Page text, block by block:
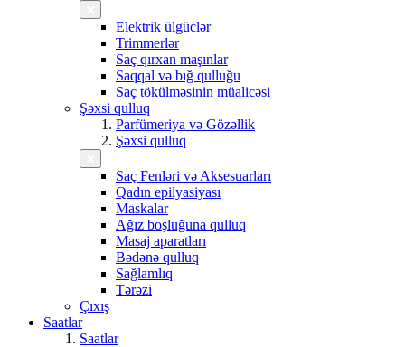
Elektrik ülgüclər
Trimmerlər
Saç qırxan maşınlar
Saqqal və bığ qulluğu
Saç tökülməsinin müalicəsi
Şəxsi qulluq
Parfümeriya və Gözəllik
Şəxsi qulluq
Saç Fenləri və Aksesuarları
Qadın epilyasiyası
Maskalar
Ağız boşluğuna qulluq
Masaj aparatları
Bədənə qulluq
Sağlamlıq
Tərəzi
Çıxış
Saatlar
Saatlar